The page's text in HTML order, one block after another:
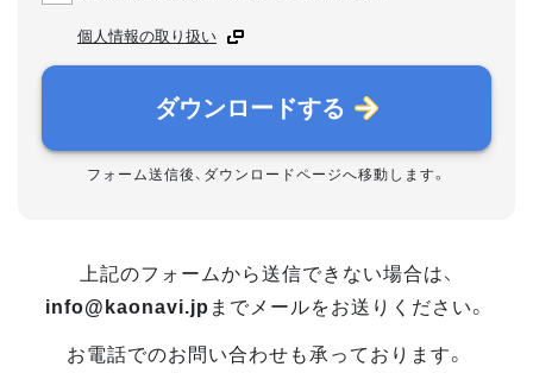
個人情報の取り扱い
ダウンロードする
フォーム送信後、ダウンロードページへ移動します。
上記のフォームから送信できない場合は、
info@kaonavi.jp までメールをお送りください。
お電話でのお問い合わせも承っております。